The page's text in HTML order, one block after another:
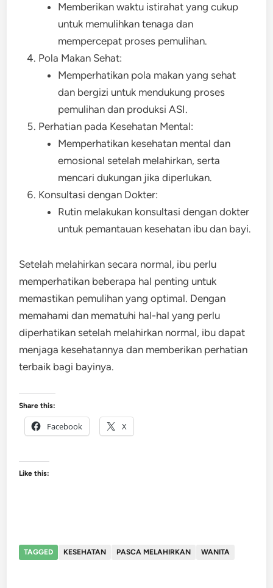
Memberikan waktu istirahat yang cukup
untuk memulihkan tenaga dan
mempercepat proses pemulihan.
Pola Makan Sehat:
Memperhatikan pola makan yang sehat
dan bergizi untuk mendukung proses
pemulihan dan produksi ASI.
Perhatian pada Kesehatan Mental:
Memperhatikan kesehatan mental dan
emosional setelah melahirkan, serta
mencari dukungan jika diperlukan.
Konsultasi dengan Dokter:
Rutin melakukan konsultasi dengan dokter
untuk pemantauan kesehatan ibu dan bayi.
Setelah melahirkan secara normal, ibu perlu
memperhatikan beberapa hal penting untuk
memastikan pemulihan yang optimal. Dengan
memahami dan mematuhi hal-hal yang perlu
diperhatikan setelah melahirkan normal, ibu dapat
menjaga kesehatannya dan memberikan perhatian
terbaik bagi bayinya.
Share this:
Facebook X
Like this:
TAGGED KESEHATAN PASCA MELAHIRKAN WANITA